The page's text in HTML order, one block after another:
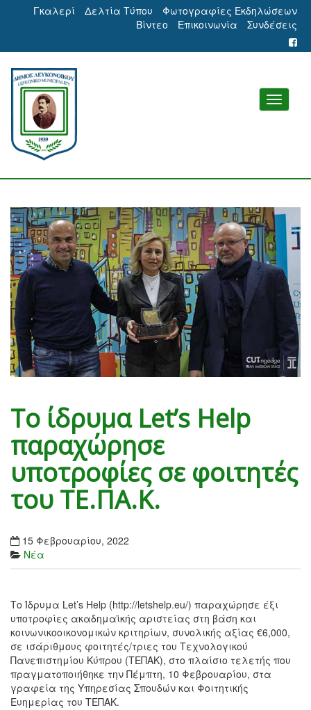
Γκαλερί Δελτία Τύπου
Φωτογραφίες Εκδηλώσεων
Βίντεο
Επικοινωνία Συνδέσεις
Το ίδρυμα Let’s Help
παραχώρησε
υποτροφίες σε φοιτητές
του ΤΕ.ΠΑ.Κ.
15 Φεβρουαρίου, 2022
Νέα
Το Ίδρυμα Let’s Help (http://letshelp.eu/) παραχώρησε έξι
υποτροφίες ακαδημαϊκής αριστείας στη βάση και
κοινωνικοοικονομικών κριτηρίων, συνολικής αξίας €6,000,
σε ισάριθμους φοιτητές/τριες του Τεχνολογικού
Πανεπιστημίου Κύπρου (ΤΕΠΑΚ), στο πλαίσιο τελετής που
πραγματοποιήθηκε την Πέμπτη, 10 Φεβρουαρίου, στα
γραφεία της Υπηρεσίας Σπουδών και Φοιτητικής
Ευημερίας του ΤΕΠΑΚ.